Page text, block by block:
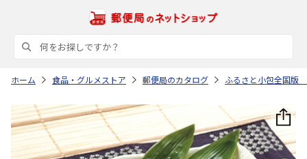
ホーム 食品・グルメストア 郵便局のカタログ ふるさと小包全国版